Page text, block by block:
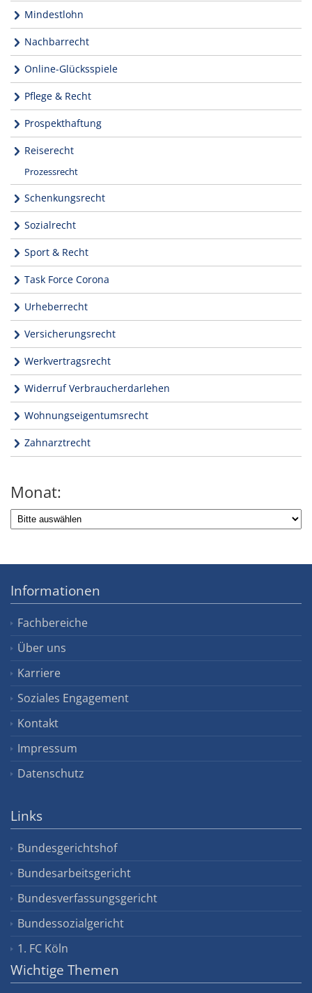
Mindestlohn
Nachbarrecht
Online-Glücksspiele
Pflege & Recht
Prospekthaftung
Reiserecht
Prozessrecht
Schenkungsrecht
Sozialrecht
Sport & Recht
Task Force Corona
Urheberrecht
Versicherungsrecht
Werkvertragsrecht
Widerruf Verbraucherdarlehen
Wohnungseigentumsrecht
Zahnarztrecht
Monat:
Informationen
Fachbereiche
Über uns
Karriere
Soziales Engagement
Kontakt
Impressum
Datenschutz
Links
Bundesgerichtshof
Bundesarbeitsgericht
Bundesverfassungsgericht
Bundessozialgericht
1. FC Köln
Wichtige Themen